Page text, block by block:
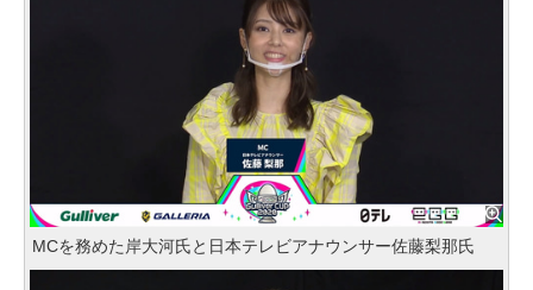
MCを務めた岸大河氏と日本テレビアナウンサー佐藤梨那氏